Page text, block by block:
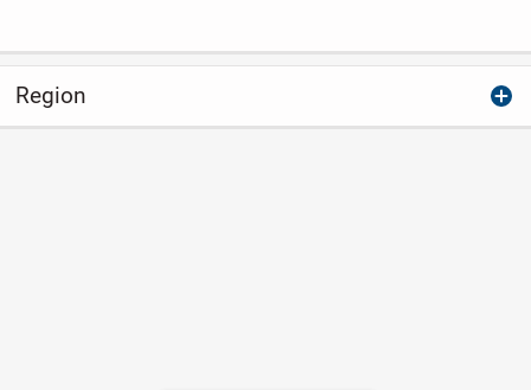
Region